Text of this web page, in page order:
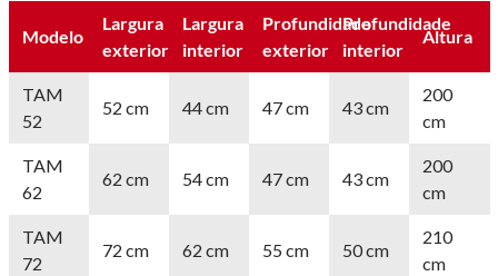
Modelo
Largura
exterior
Largura
interior
Profundidade
exterior
Profundidade
interior
Altura
TAM
52
52 cm 44 cm 47 cm 43 cm
200
cm
TAM
62
62 cm 54 cm 47 cm 43 cm
200
cm
TAM
72
72 cm 62 cm 55 cm 50 cm
210
cm